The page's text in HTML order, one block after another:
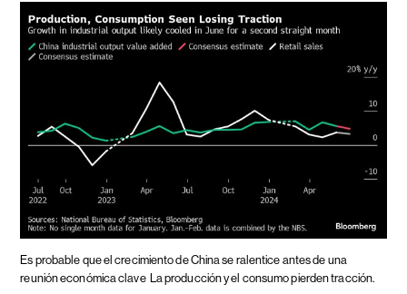
Es probable que el crecimiento de China se ralentice antes de una
reunión económica clave La producción y el consumo pierden tracción.